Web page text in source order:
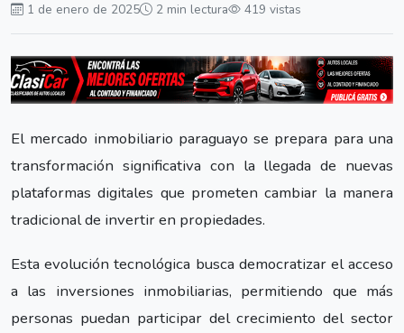
1 de enero de 2025 2 min lectura 419 vistas
El mercado inmobiliario paraguayo se prepara para una
transformación significativa con la llegada de nuevas
plataformas digitales que prometen cambiar la manera
tradicional de invertir en propiedades.
Esta evolución tecnológica busca democratizar el acceso
a las inversiones inmobiliarias, permitiendo que más
personas puedan participar del crecimiento del sector